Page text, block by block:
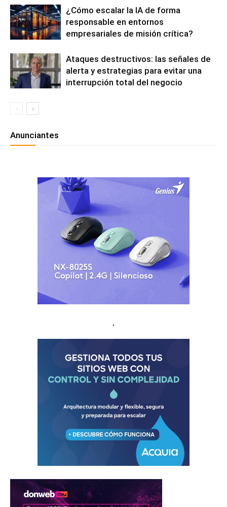
¿Cómo escalar la IA de forma
responsable en entornos
empresariales de misión crítica?
Ataques destructivos: las señales de
alerta y estrategias para evitar una
interrupción total del negocio
Anunciantes